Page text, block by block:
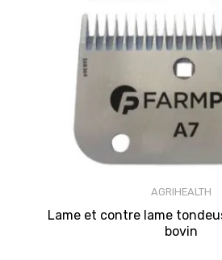
AGRIHEALTH
Lame et contre lame
bovin